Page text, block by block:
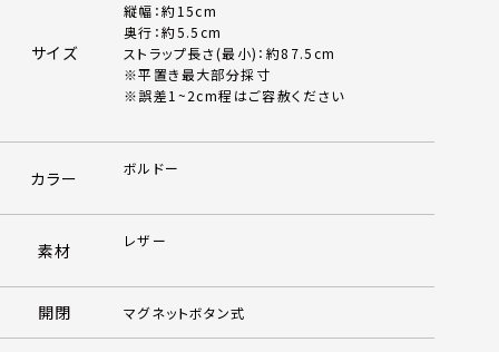
サイズ
縦幅：約15cm
奥行：約5.5cm
ストラップ長さ(最小)：約87.5cm
※平置き最大部分採寸
※誤差1~2cm程はご容赦ください
カラー ボルドー
素材 レザー
開閉 マグネットボタン式